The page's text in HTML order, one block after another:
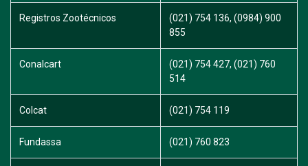
Registros Zootécnicos
(021) 754 136, (0984) 900
855
Conalcart
(021) 754 427, (021) 760
514
Colcat (021) 754 119
Fundassa (021) 760 823